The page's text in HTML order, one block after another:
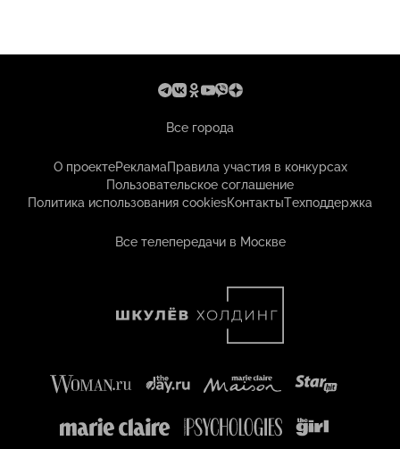
Все города
О проектеРекламаПравила участия в конкурсах
Пользовательское соглашение
Политика использования cookiesКонтактыТехподдержка
Все телепередачи в Москве